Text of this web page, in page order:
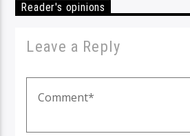
Reader's opinions
Leave a Reply